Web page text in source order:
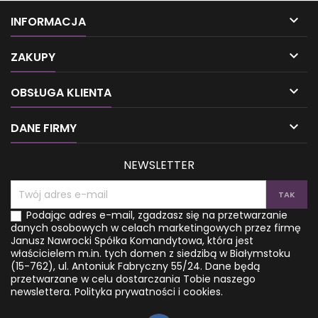
właśnie niewłaściwy sposób
odżywiania, przewlekłe stany
zapalne, nieprawidłowa
nadużywanie alkoholu i
palenie papierosów
wystąpienia chorób
autoimmunologicznych,
pokarmowych i zaburzeń
hormonalnych? Można...
Jedne z nich pomagają w
zerwaniu z nałogami czy
dotychczas bezskutecznie
komunikacji z Bogiem i
niebem mogą nie tylko
INFORMACJA 
ZAKUPY 
OBSŁUGA KLIENTA 
DANE FIRMY 
NEWSLETTER
Podając adres e-mail, zgadzasz się na przetwarzanie
danych osobowych w celach marketingowych przez firmę
Janusz Nawrocki Spółka Komandytowa, która jest
właścicielem m.in. tych domen z siedzibą w Białymstoku
(15-762), ul. Antoniuk Fabryczny 55/24. Dane będą
przetwarzane w celu dostarczania Tobie naszego
newslettera. Polityka prywatności i cookies.